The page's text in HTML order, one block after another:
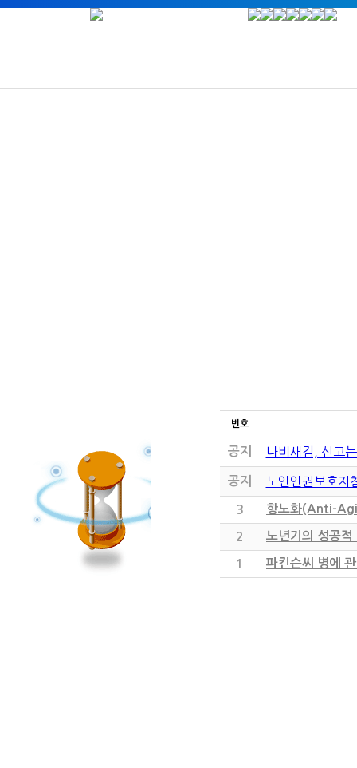
번호
공지 나비새김, 신고
공지 노인인권보호지
3 항노화(Anti-
2 노년기의 성공적
1 파킨슨씨 병에